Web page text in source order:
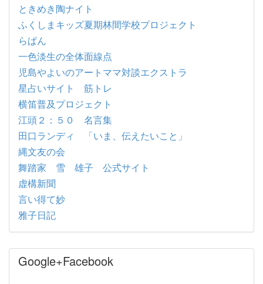
ときめき陶ナイト
ふくしまキッズ夏期林間学校プロジェクト
らぱん
一色淡生の全体面線点
児島やよいのアートママ対談エクストラ
星占いサイト 筋トレ
横笛普及プロジェクト
江頭２：５０ 名言集
田口ランディ 「いま、伝えたいこと」
縄文友の会
舞踏家 雪 雄子 公式サイト
虚構新聞
言い得て妙
雅子日記
Google+Facebook